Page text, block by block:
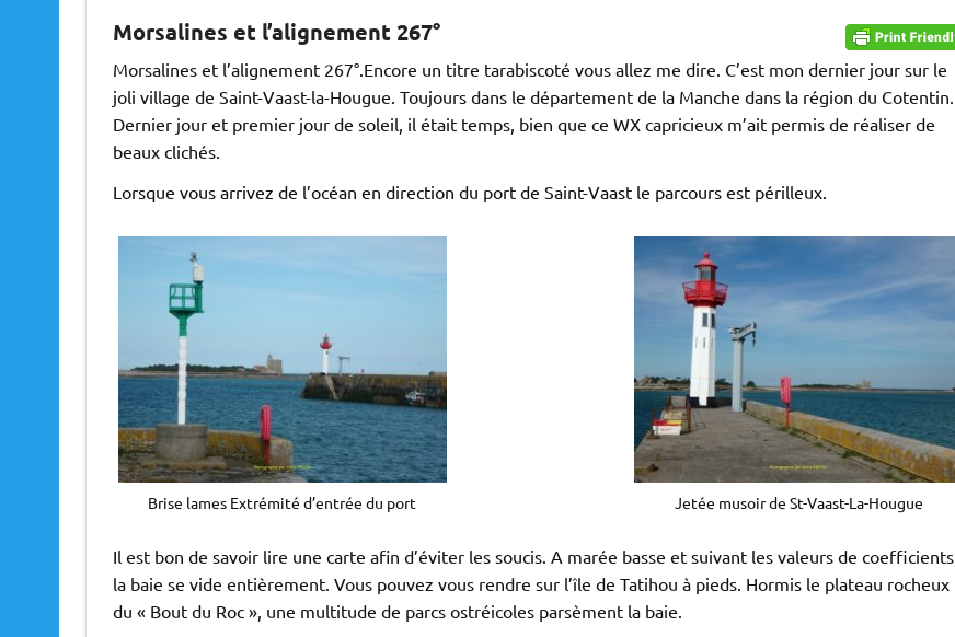
Morsalines et l’alignement 267°
Morsalines et l’alignement 267°.Encore un titre tarabiscoté vous allez me dire. C’est mon dernier jour sur le
joli village de Saint-Vaast-la-Hougue. Toujours dans le département de la Manche dans la région du Cotentin.
Dernier jour et premier jour de soleil, il était temps, bien que ce WX capricieux m’ait permis de réaliser de
beaux clichés.
Lorsque vous arrivez de l’océan en direction du port de Saint-Vaast le parcours est périlleux.
Jetée musoir de St-Vaast-La-Hougue
Brise lames Extrémité d’entrée du port
Il est bon de savoir lire une carte afin d’éviter les soucis. A marée basse et suivant les valeurs de coefficients,
la baie se vide entièrement. Vous pouvez vous rendre sur l’île de Tatihou à pieds. Hormis le plateau rocheux
du « Bout du Roc », une multitude de parcs ostréicoles parsèment la baie.